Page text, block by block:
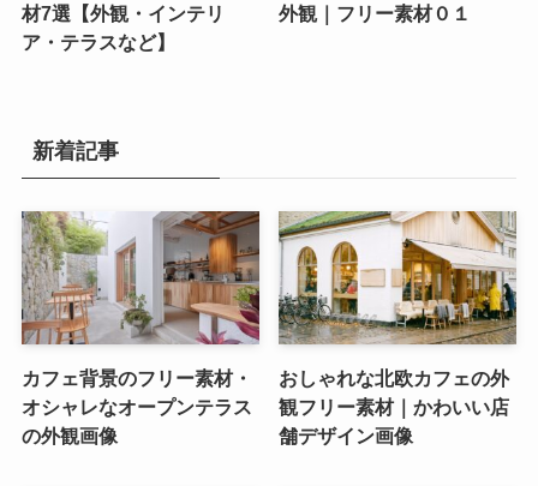
材7選【外観・インテリ
ア・テラスなど】
外観｜フリー素材０１
新着記事
カフェ背景のフリー素材・
オシャレなオープンテラス
の外観画像
おしゃれな北欧カフェの外
観フリー素材｜かわいい店
舗デザイン画像